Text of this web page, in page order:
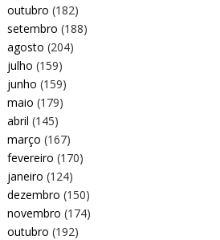
outubro (182)
setembro (188)
agosto (204)
julho (159)
junho (159)
maio (179)
abril (145)
março (167)
fevereiro (170)
janeiro (124)
dezembro (150)
novembro (174)
outubro (192)